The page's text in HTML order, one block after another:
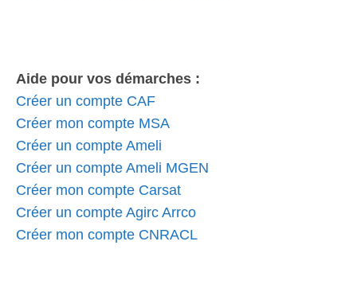
Aide pour vos démarches :
Créer un compte CAF
Créer mon compte MSA
Créer un compte Ameli
Créer un compte Ameli MGEN
Créer mon compte Carsat
Créer un compte Agirc Arrco
Créer mon compte CNRACL